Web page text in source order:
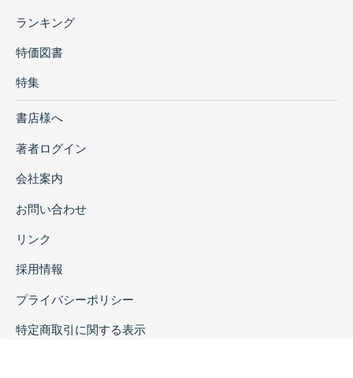
ランキング
特価図書
特集
書店様へ
著者ログイン
会社案内
お問い合わせ
リンク
採用情報
プライバシーポリシー
特定商取引に関する表示